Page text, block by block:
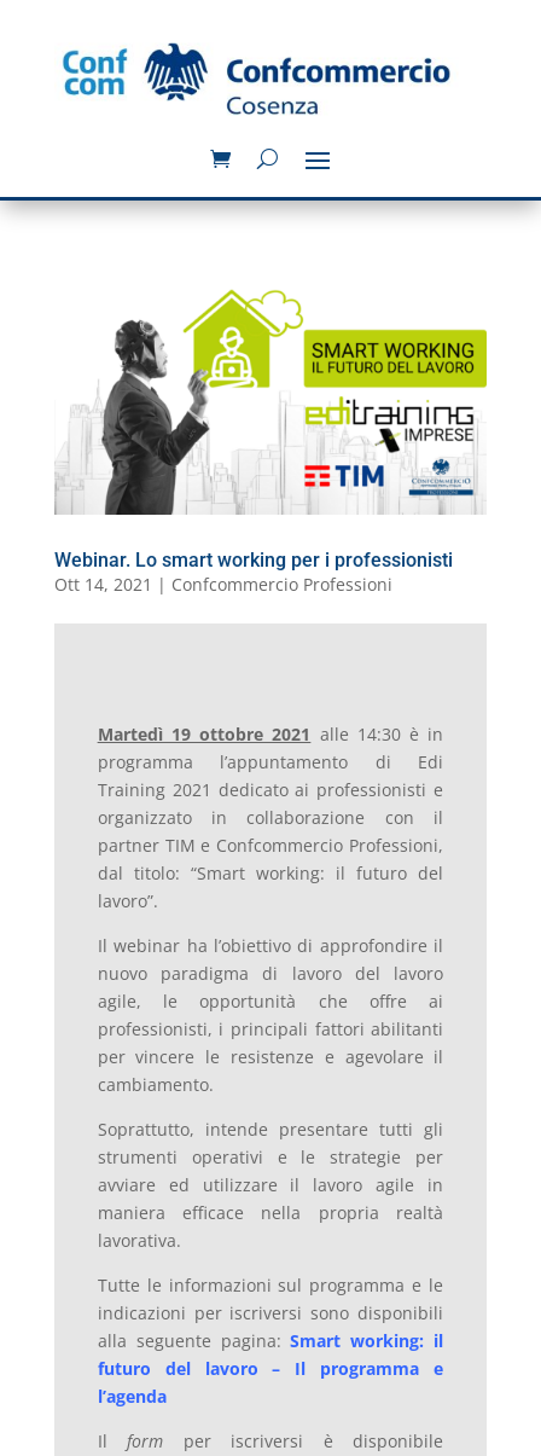
Webinar. Lo smart working per i professionisti
Ott 14, 2021 | Confcommercio Professioni
Martedì 19 ottobre 2021 alle 14:30 è in
programma l’appuntamento di Edi
Training 2021 dedicato ai professionisti e
organizzato in collaborazione con il
partner TIM e Confcommercio Professioni,
dal titolo: “Smart working: il futuro del
lavoro”.
Il webinar ha l’obiettivo di approfondire il
nuovo paradigma di lavoro del lavoro
agile, le opportunità che offre ai
professionisti, i principali fattori abilitanti
per vincere le resistenze e agevolare il
cambiamento.
Soprattutto, intende presentare tutti gli
strumenti operativi e le strategie per
avviare ed utilizzare il lavoro agile in
maniera efficace nella propria realtà
lavorativa.
Tutte le informazioni sul programma e le
indicazioni per iscriversi sono disponibili
alla seguente pagina:Smart working: il
futuro del lavoro – Il programma e
l’agenda
Ilform per iscriversi è disponibile